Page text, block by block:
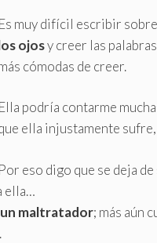
Es muy difícil escribir
ojosy creer las
cómodas de creer.
Ella podría contarme
ella injustamente
Por eso digo que se deja
ella…
un maltratador; más aún